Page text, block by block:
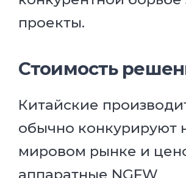
проекты.
Стоимость
Китайские
обычно конкурируют
мировом рынке и
аппаратные NGFW